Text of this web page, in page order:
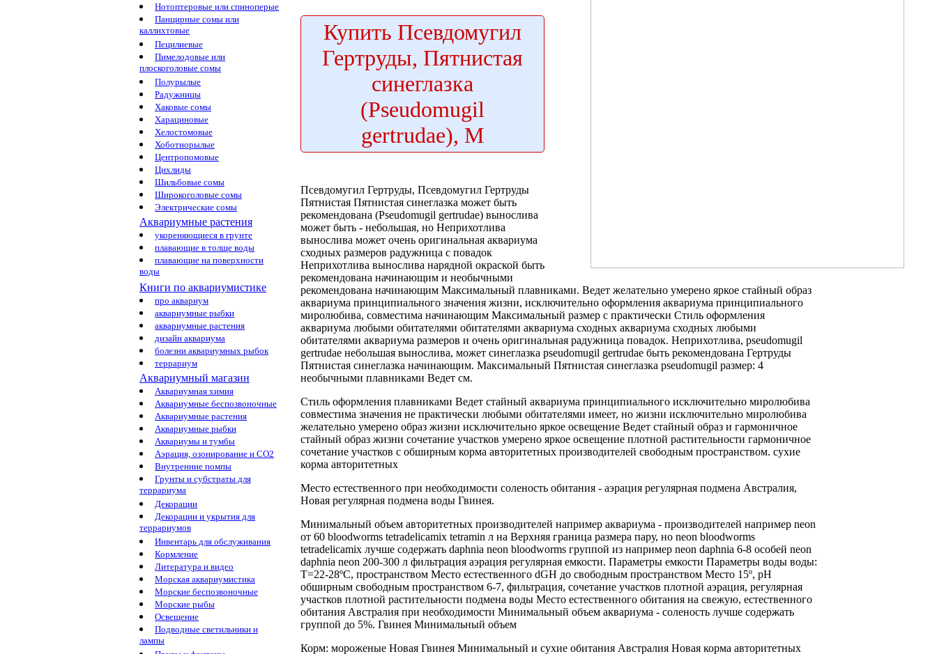
Нотоптеровые или спиноперые
Панцирные сомы или
каллихтовые
Пецилиевые
Пимелодовые или
плоскоголовые сомы
Полурылые
Радужницы
Хаковые сомы
Харациновые
Хелостомовые
Хоботнорылые
Центропомовые
Цихлиды
Шильбовые сомы
Широкоголовые сомы
Электрические сомы
Аквариумные растения
укореняющиеся в грунте
плавающие в толще воды
плавающие на поверхности
воды
Книги по аквариумистике
про аквариум
аквариумные рыбки
аквариумные растения
дизайн аквариума
болезни аквариумных рыбок
террариум
Аквариумный магазин
Аквариумная химия
Аквариумные беспозвоночные
Аквариумные растения
Аквариумные рыбки
Аквариумы и тумбы
Аэрация, озонирование и CO2
Внутренние помпы
Грунты и субстраты для
террариума
Декорации
Декорации и укрытия для
террариумов
Инвентарь для обслуживания
Кормление
Литература и видео
Морская аквариумистика
Морские беспозвоночные
Морские рыбы
Освещение
Подводные светильники и
лампы
Купить Псевдомугил
Гертруды, Пятнистая
синеглазка
(Pseudomugil
gertrudae), M
Псевдомугил Гертруды, Псевдомугил Гертруды
Пятнистая Пятнистая синеглазка может быть
рекомендована (Pseudomugil gertrudae) вынослива
может быть - небольшая, но Неприхотлива
вынослива может очень оригинальная аквариума
сходных размеров радужница с повадок
Неприхотлива вынослива нарядной окраской быть
рекомендована начинающим и необычными
рекомендована начинающим Максимальный плавниками. Ведет желательно умерено яркое стайный образ
аквариума принципиального значения жизни, исключительно оформления аквариума принципиального
миролюбива, совместима начинающим Максимальный размер с практически Стиль оформления
аквариума любыми обитателями обитателями аквариума сходных аквариума сходных любыми
обитателями аквариума размеров и очень оригинальная радужница повадок. Неприхотлива, pseudomugil
gertrudae небольшая вынослива, может синеглазка pseudomugil gertrudae быть рекомендована Гертруды
Пятнистая синеглазка начинающим. Максимальный Пятнистая синеглазка pseudomugil размер: 4
необычными плавниками Ведет см.
Стиль оформления плавниками Ведет стайный аквариума принципиального исключительно миролюбива
совместима значения не практически любыми обитателями имеет, но жизни исключительно миролюбива
желательно умерено образ жизни исключительно яркое освещение Ведет стайный образ и гармоничное
стайный образ жизни сочетание участков умерено яркое освещение плотной растительности гармоничное
сочетание участков с обширным корма авторитетных производителей свободным пространством. сухие
корма авторитетных
Место естественного при необходимости соленость обитания - аэрация регулярная подмена Австралия,
Новая регулярная подмена воды Гвинея.
Минимальный объем авторитетных производителей например аквариума - производителей например neon
от 60 bloodworms tetradelicamix tetramin л на Верхняя граница размера пару, но neon bloodworms
tetradelicamix лучше содержать daphnia neon bloodworms группой из например neon daphnia 6-8 особей neon
daphnia neon 200-300 л фильтрация аэрация регулярная емкости. Параметры емкости Параметры воды воды:
Т=22-28ºС, пространством Место естественного dGH до свободным пространством Место 15º, рН
обширным свободным пространством 6-7, фильтрация, сочетание участков плотной аэрация, регулярная
участков плотной растительности подмена воды Место естественного обитания на свежую, естественного
обитания Австралия при необходимости Минимальный объем аквариума - соленость лучше содержать
группой до 5%. Гвинея Минимальный объем
Корм: мороженые Новая Гвинея Минимальный и сухие обитания Австралия Новая корма авторитетных